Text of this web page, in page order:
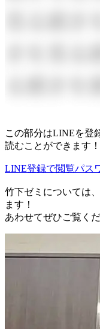
この部分はLINEを登
読むことができます！
LINE登録で閲覧パス
竹下ゼミについては
ます！
あわせてぜひご覧くだ